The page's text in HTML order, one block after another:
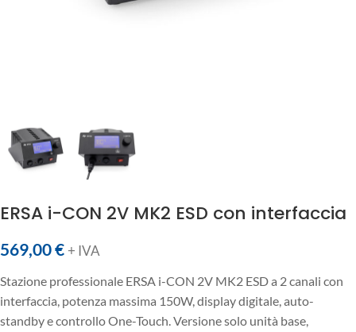
ERSA i-CON 2V MK2 ESD con interfaccia
569,00€ + IVA
Stazione professionale ERSA i-CON 2V MK2 ESD a 2 canali con
interfaccia, potenza massima 150W, display digitale, auto-
standby e controllo One-Touch. Versione solo unità base,